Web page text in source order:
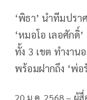
‘พิธา’ นำทีมปร
‘หมอโอ เลอศักดิ์
ทั้ง 3 เขต ทำงาน
พร้อมฝากถึง ‘พ่อ
20 ม.ค. 2568 – ผู้สื่